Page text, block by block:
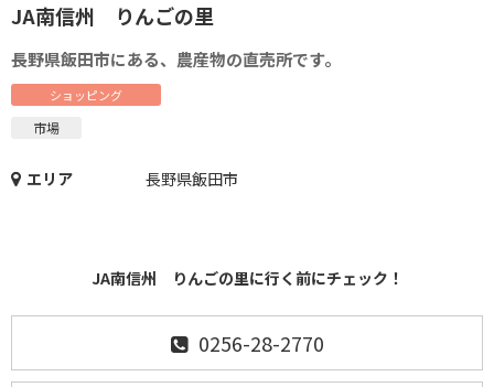
JA南信州 りんごの里
長野県飯田市にある、農産物の直売所です。
ショッピング
市場
エリア 長野県飯田市
JA南信州 りんごの里に行く前にチェック！
0256-28-2770